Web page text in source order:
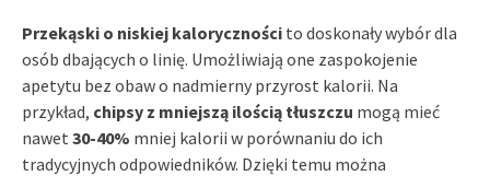
Przekąski o niskiej kaloryczności to doskonały wybór dla
osób dbających o linię. Umożliwiają one zaspokojenie
apetytu bez obaw o nadmierny przyrost kalorii. Na
przykład, chipsy z mniejszą ilością tłuszczu mogą mieć
nawet 30-40% mniej kalorii w porównaniu do ich
tradycyjnych odpowiedników. Dzięki temu można